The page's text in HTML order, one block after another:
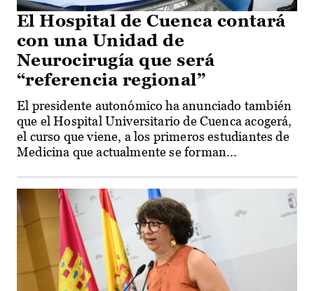
El Hospital de Cuenca contará
con una Unidad de
Neurocirugía que será
“referencia regional”
El presidente autonómico ha anunciado también
que el Hospital Universitario de Cuenca acogerá,
el curso que viene, a los primeros estudiantes de
Medicina que actualmente se forman...